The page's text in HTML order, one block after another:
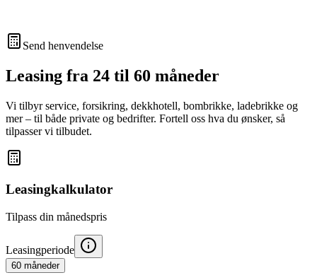
Send henvendelse
Leasing fra 24 til 60 måneder
Vi tilbyr service, forsikring, dekkhotell, bombrikke, ladebrikke og
mer – til både private og bedrifter. Fortell oss hva du ønsker, så
tilpasser vi tilbudet.
Leasingkalkulator
Tilpass din månedspris
Leasingperiode
60 måneder